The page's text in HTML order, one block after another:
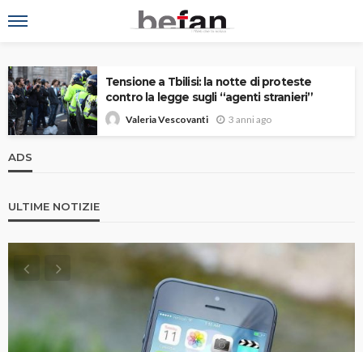
Tensione a Tbilisi: la notte di proteste
contro la legge sugli “agenti stranieri”
Valeria Vescovanti 3 anni ago
ADS
ULTIME NOTIZIE